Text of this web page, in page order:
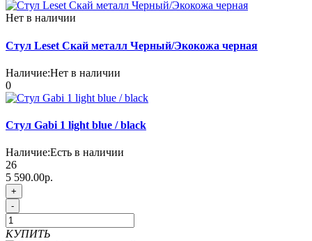
Нет в наличии
Стул Leset Скай металл Черный/Экокожа черная
Наличие:Нет в наличии
0
Стул Gabi 1 light blue / black
Наличие:Есть в наличии
26
5 590.00р.
+
-
КУПИТЬ